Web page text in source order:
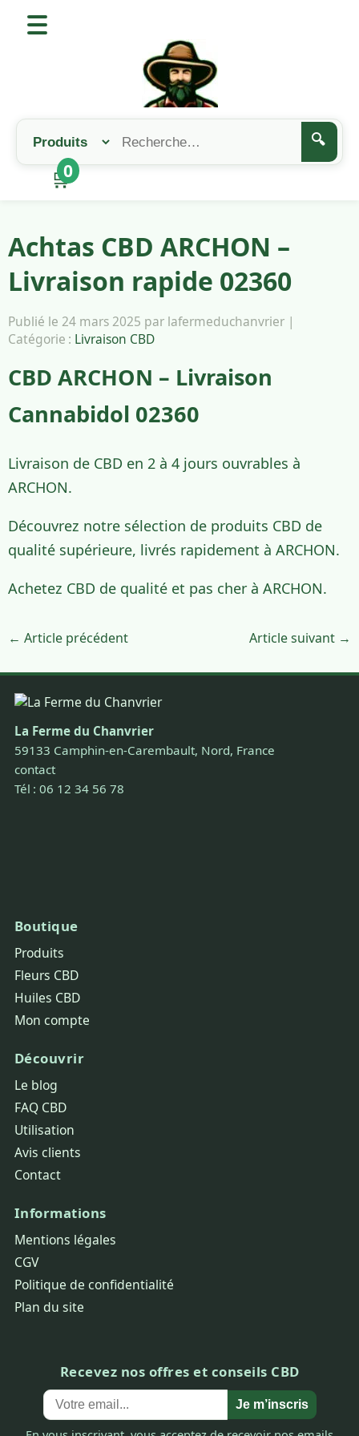
🔍
🛒
0
Achtas CBD ARCHON –
Livraison rapide 02360
Publié le 24 mars 2025 par lafermeduchanvrier |
Catégorie : Livraison CBD
CBD ARCHON – Livraison
Cannabidol 02360
Livraison de CBD en 2 à 4 jours ouvrables à
ARCHON.
Découvrez notre sélection de produits CBD de
qualité supérieure, livrés rapidement à ARCHON.
Achetez CBD de qualité et pas cher à ARCHON.
← Article précédent Article suivant →
La Ferme du Chanvrier
59133 Camphin-en-Carembault, Nord, France
contact
Tél : 06 12 34 56 78
Boutique
Produits
Fleurs CBD
Huiles CBD
Mon compte
Découvrir
Le blog
FAQ CBD
Utilisation
Avis clients
Contact
Informations
Mentions légales
CGV
Politique de confidentialité
Plan du site
Recevez nos offres et conseils CBD
Je m’inscris